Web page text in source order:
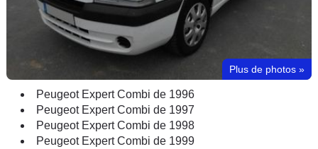
Plus de photos »
Peugeot Expert Combi de 1996
Peugeot Expert Combi de 1997
Peugeot Expert Combi de 1998
Peugeot Expert Combi de 1999